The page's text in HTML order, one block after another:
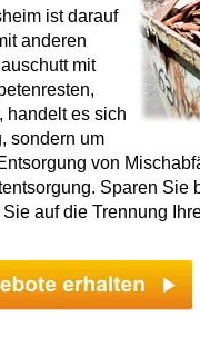
ist darauf
anderen
mit
handelt es sich
sondern um
von
Sparen Sie
auf die Trennung